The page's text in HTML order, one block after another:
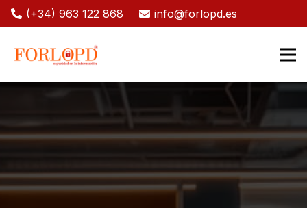
(+34) 963 122 868 info@forlopd.es